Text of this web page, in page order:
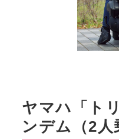
ヤマハ「ト
ンデム（2人